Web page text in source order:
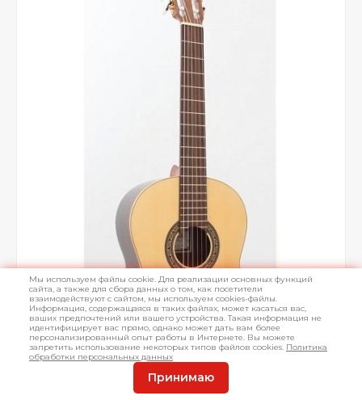
Мы используем файлы cookie. Для реализации основных функций
сайта, а также для сбора данных о том, как посетители
взаимодействуют с сайтом, мы используем cookies-файлы.
Информация, содержащаяся в таких файлах, может касаться вас,
ваших предпочтений или вашего устройства. Такая информация не
идентифицирует вас прямо, однако может дать вам более
персонализированный опыт работы в Интернете. Вы можете
запретить использование некоторых типов файлов cookies. Политика
обработки персональных данных
Принимаю